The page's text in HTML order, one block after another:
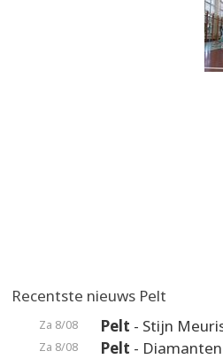
Recentste nieuws Pelt
Za 8/08 Pelt - Stijn
Za 8/08 Pelt -